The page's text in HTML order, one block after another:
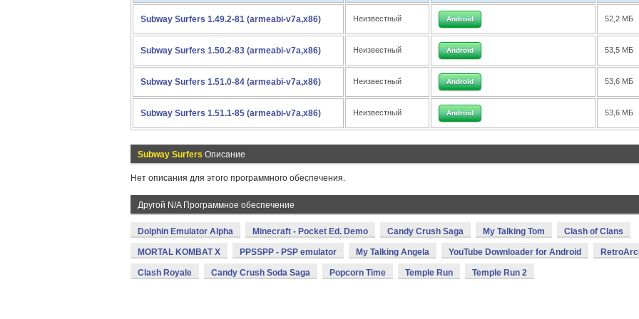
Subway Surfers 1.49.2-81 (armeabi-v7a,x86) Неизвестный Android 52,2 МБ
Subway Surfers 1.50.2-83 (armeabi-v7a,x86) Неизвестный Android 53,5 МБ
Subway Surfers 1.51.0-84 (armeabi-v7a,x86) Неизвестный Android 53,6 МБ
Subway Surfers 1.51.1-85 (armeabi-v7a,x86) Неизвестный Android 53,6 МБ
Subway Surfers Описание
Нет описания для этого программного обеспечения.
Другой N/A Программное обеспечение
Dolphin Emulator Alpha Minecraft - Pocket Ed. Demo Candy Crush Saga My Talking Tom Clash of Clans
MORTAL KOMBAT X PPSSPP - PSP emulator My Talking Angela YouTube Downloader for Android
Clash Royale Candy Crush Soda Saga Popcorn Time Temple Run Temple Run 2